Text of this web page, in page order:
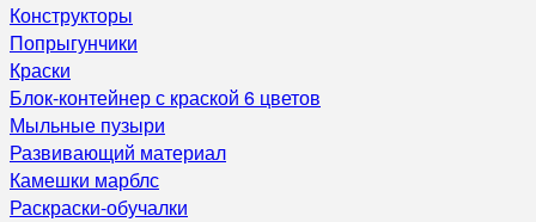
Конструкторы
Попрыгунчики
Краски
Блок-контейнер с краской 6 цветов
Мыльные пузыри
Развивающий материал
Камешки марблс
Раскраски-обучалки